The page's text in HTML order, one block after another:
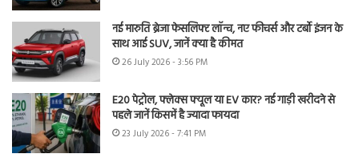
नई मारुति ब्रेजा फेसलिफ्ट लॉन्च, नए फीचर्स और टर्बो इंजन के
साथ आई SUV, जानें क्या है कीमत
26 July 2026 - 3:56 PM
E20 पेट्रोल, फ्लेक्स फ्यूल या EV कार? नई गाड़ी खरीदने से
पहले जानें किसमें है ज्यादा फायदा
23 July 2026 - 7:41 PM